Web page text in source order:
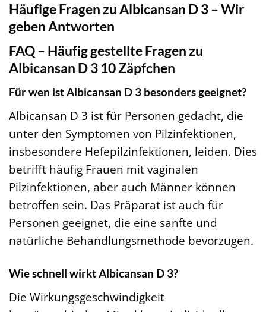
Häufige Fragen zu Albicansan D 3 – Wir
geben Antworten
FAQ – Häufig gestellte Fragen zu
Albicansan D 3 10 Zäpfchen
Für wen ist Albicansan D 3 besonders geeignet?
Albicansan D 3 ist für Personen gedacht, die
unter den Symptomen von Pilzinfektionen,
insbesondere Hefepilzinfektionen, leiden. Dies
betrifft häufig Frauen mit vaginalen
Pilzinfektionen, aber auch Männer können
betroffen sein. Das Präparat ist auch für
Personen geeignet, die eine sanfte und
natürliche Behandlungsmethode bevorzugen.
Wie schnell wirkt Albicansan D 3?
Die Wirkungsgeschwindigkeit